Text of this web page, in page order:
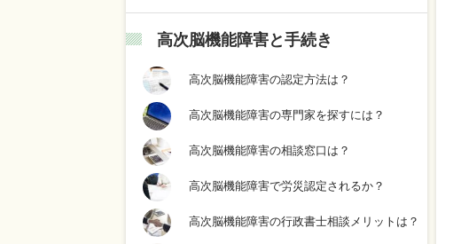
高次脳機能障害と手続き
高次脳機能障害の認定方法は？
高次脳機能障害の専門家を探すには？
高次脳機能障害の相談窓口は？
高次脳機能障害で労災認定されるか？
高次脳機能障害の行政書士相談メリットは？